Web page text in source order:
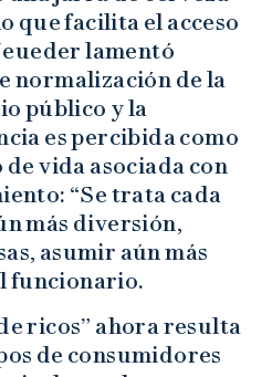
que facilita el acceso
lamentó
normalización de la
público y la
es percibida como
vida asociada con
“Se trata cada
más diversión,
asumir aún más
funcionario.
ricos” ahora resulta
de consumidores